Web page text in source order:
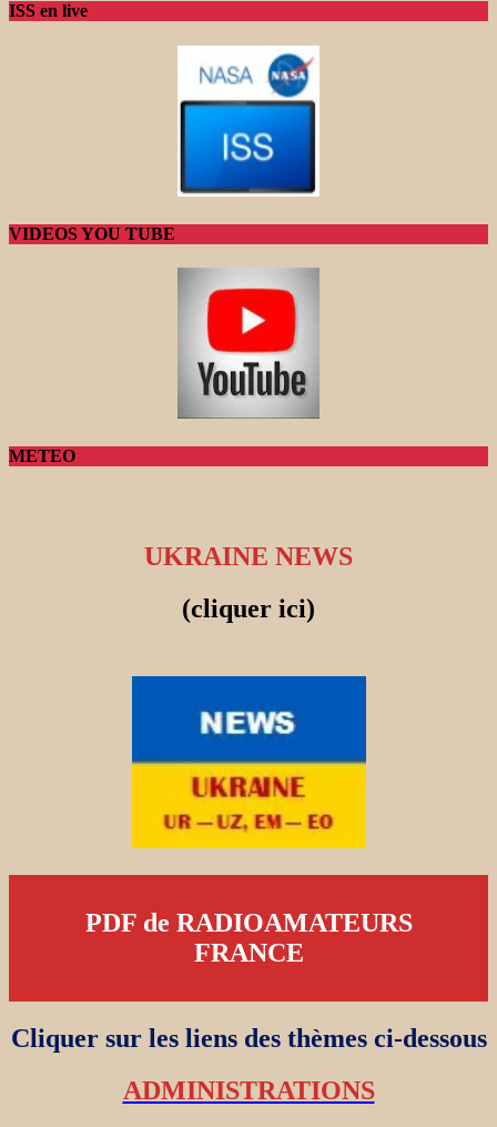
ISS en live
VIDEOS YOU TUBE
METEO
UKRAINE NEWS
(cliquer ici)
PDF de RADIOAMATEURS
FRANCE
Cliquer sur les liens des thèmes ci-dessous
ADMINISTRATIONS